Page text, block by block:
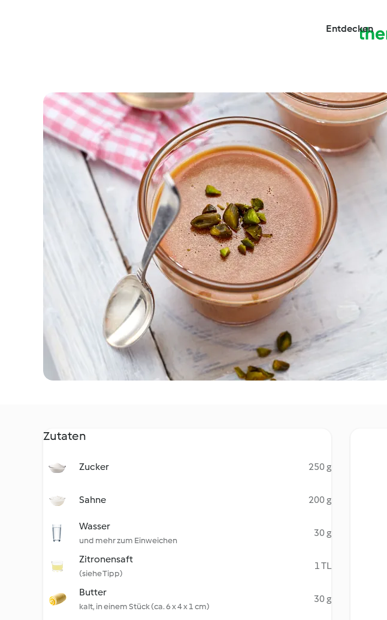
Entdecken
Zutaten
Zucker 250 g
Sahne 200 g
Wasser
und mehr zum Einweichen
30 g
Zitronensaft
(siehe Tipp)
1 TL
Butter
kalt, in einem Stück (ca. 6 x 4 x 1 cm)
30 g